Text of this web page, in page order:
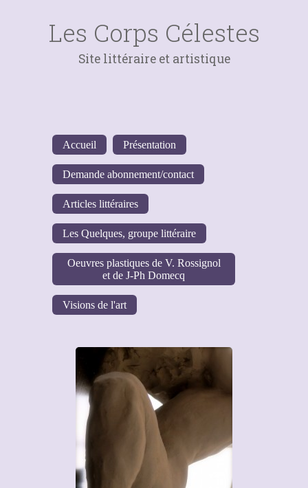
Les Corps Célestes
Site littéraire et artistique
Accueil Présentation
Demande abonnement/contact
Articles littéraires
Les Quelques, groupe littéraire
Oeuvres plastiques de V. Rossignol
et de J-Ph Domecq
Visions de l'art